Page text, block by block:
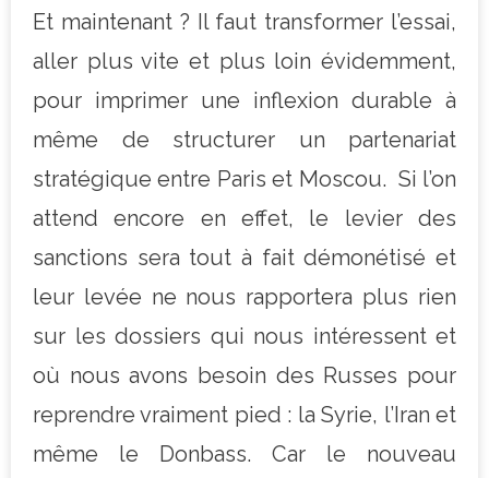
Et maintenant ? Il faut transformer l’essai,
aller plus vite et plus loin évidemment,
pour imprimer une inflexion durable à
même de structurer un partenariat
stratégique entre Paris et Moscou. Si l’on
attend encore en effet, le levier des
sanctions sera tout à fait démonétisé et
leur levée ne nous rapportera plus rien
sur les dossiers qui nous intéressent et
où nous avons besoin des Russes pour
reprendre vraiment pied : la Syrie, l’Iran et
même le Donbass. Car le nouveau